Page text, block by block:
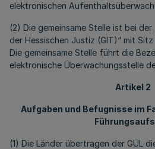
elektronischen
(2) Die gemeinsame Stelle ist bei der
der Hessischen Justiz (GIT)“ mit
Die gemeinsame Stelle führt die
elektronische Überwachungsstelle
Artikel 2
Aufgaben und Befugnisse im
(1) Die Länder übertragen der GÜL